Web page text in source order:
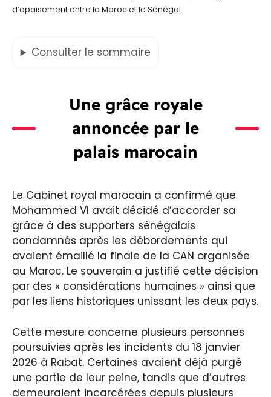
d’apaisement entre le Maroc et le Sénégal.
Consulter le sommaire
Une grâce royale
annoncée par le
palais marocain
Le Cabinet royal marocain a confirmé que
Mohammed VI avait décidé d’accorder sa
grâce à des supporters sénégalais
condamnés après les débordements qui
avaient émaillé la finale de la CAN organisée
au Maroc. Le souverain a justifié cette décision
par des « considérations humaines » ainsi que
par les liens historiques unissant les deux pays.
Cette mesure concerne plusieurs personnes
poursuivies après les incidents du 18 janvier
2026 à Rabat. Certaines avaient déjà purgé
une partie de leur peine, tandis que d’autres
demeuraient incarcérées depuis plusieurs